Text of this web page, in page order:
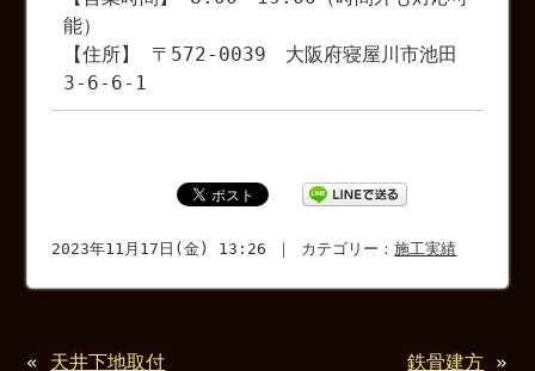
能）
【住所】 〒572-0039 大阪府寝屋川市池田
3-6-6-1
2023年11月17日(金) 13:26 ｜ カテゴリー：施工実績
« 天井下地取付 鉄骨建方 »